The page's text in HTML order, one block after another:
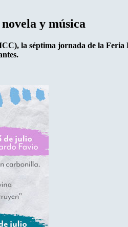
y música
la séptima jornada de la